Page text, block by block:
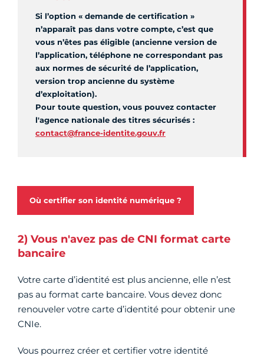
Si l’option « demande de certification »
n’apparaît pas dans votre compte, c’est que
vous n’êtes pas éligible (ancienne version de
l’application, téléphone ne correspondant pas
aux normes de sécurité de l’application,
version trop ancienne du système
d’exploitation).
Pour toute question, vous pouvez contacter
l'agence nationale des titres sécurisés :
contact@france-identite.gouv.fr
Où certifier son identité numérique ?
2) Vous n'avez pas de CNI format carte
bancaire
Votre carte d’identité est plus ancienne, elle n’est
pas au format carte bancaire. Vous devez donc
renouveler votre carte d’identité pour obtenir une
CNIe.
Vous pourrez créer et certifier votre identité